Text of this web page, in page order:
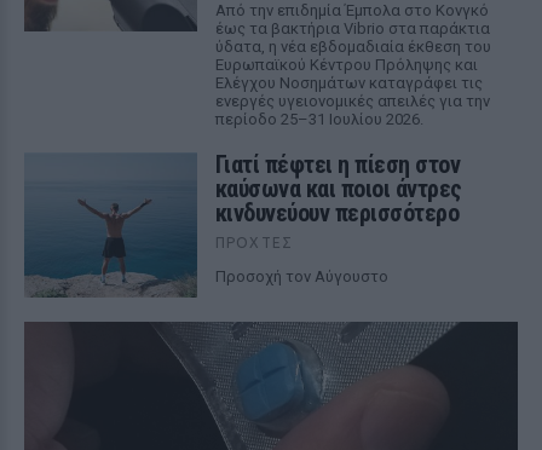
Από την επιδημία Έμπολα στο Κονγκό
έως τα βακτήρια Vibrio στα παράκτια
ύδατα, η νέα εβδομαδιαία έκθεση του
Ευρωπαϊκού Κέντρου Πρόληψης και
Ελέγχου Νοσημάτων καταγράφει τις
ενεργές υγειονομικές απειλές για την
περίοδο 25–31 Ιουλίου 2026.
Γιατί πέφτει η πίεση στον
καύσωνα και ποιοι άντρες
κινδυνεύουν περισσότερο
ΠΡΟΧΤΈΣ
Προσοχή τον Αύγουστο